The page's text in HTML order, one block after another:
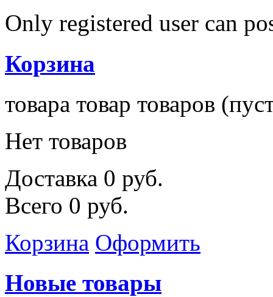
Only registered user can
Корзина
товара товар товаров
Нет товаров
Доставка 0 руб.
Всего 0 руб.
Корзина Оформить
Новые товары